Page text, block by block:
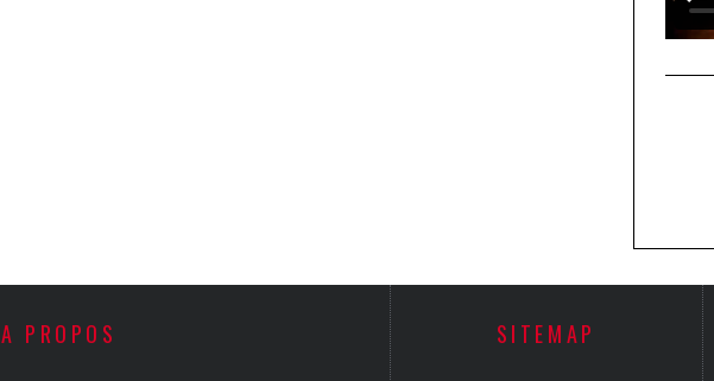
A PROPOS SITEMAP